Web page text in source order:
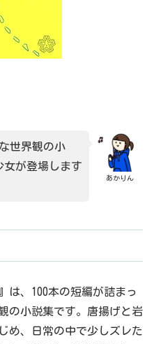
あかりん
世界観の小
女が登場します
は、100本の短編が詰まっ
の小説集です。唐揚げと岩
め、日常の中で少しズレた